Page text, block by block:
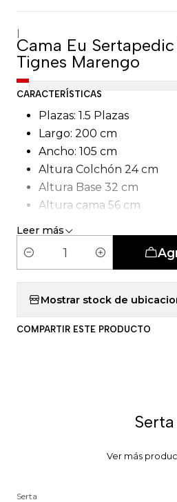
|
Cama Eu Sertapedic
Tignes Marengo
CARACTERÍSTICAS
Plazas: 1.5 Plazas
Largo: 200 cm
Ancho: 105 cm
Altura Colchón 24 cm
Altura Base 32 cm
Altura cama 56 cm
Tipo de Carcasa: Bonell
Leer más
t
i
Mostrar stock de
COMPARTIR ESTE PRODUCTO
Serta
Ver más
Serta